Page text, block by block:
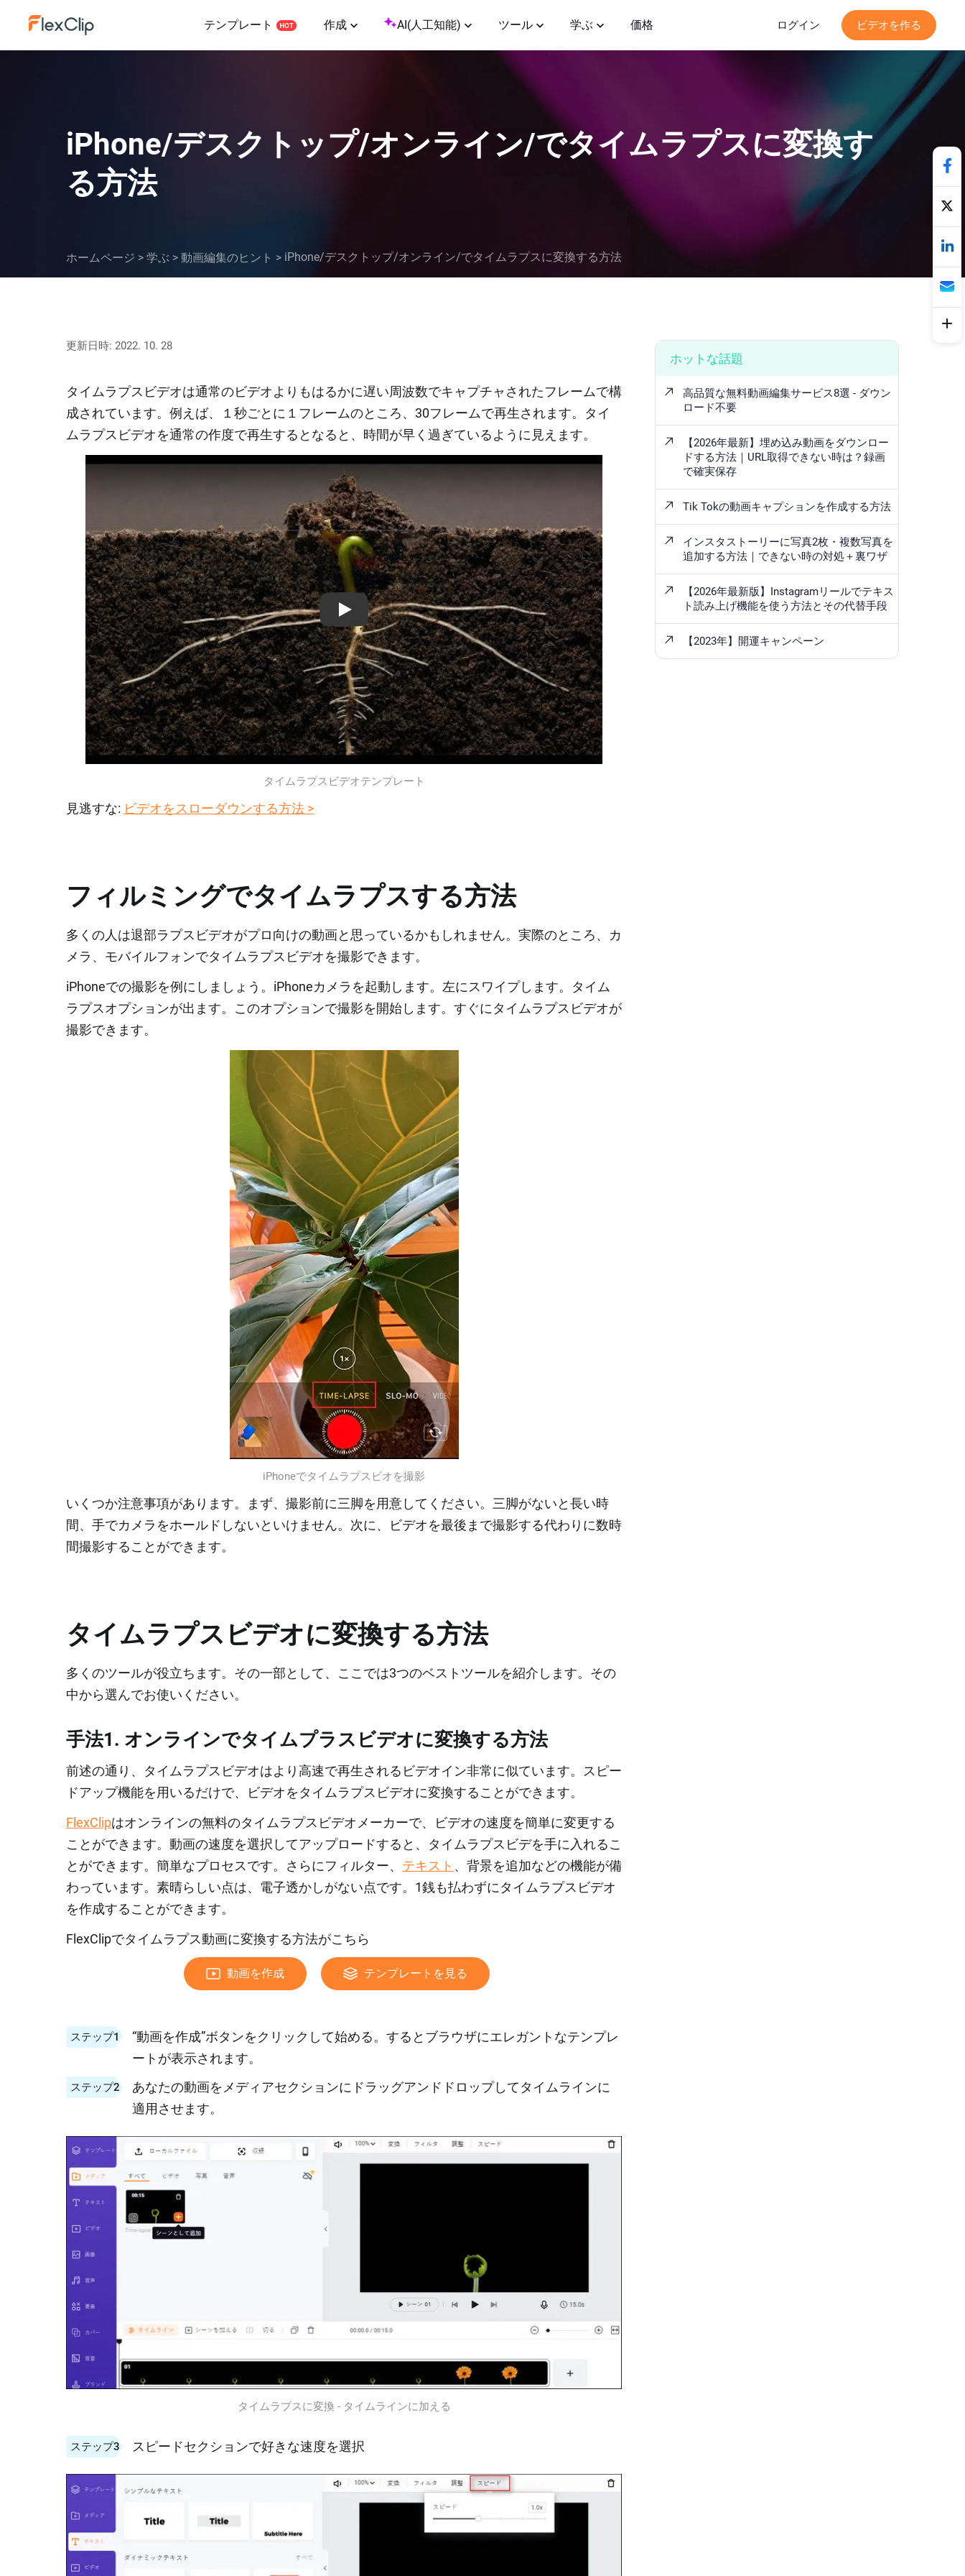
テンプレート 作成 AI(人工知能) ツール 学ぶ 価格 ログイン ビデオを作る
iPhone/デスクトップ/オンライン/でタイムラプスに変換す
る方法
ホームページ > 学ぶ > 動画編集のヒント > iPhone/デスクトップ/オンライン/でタイムラプスに変換する方法
更新日時: 2022. 10. 28
タイムラプスビデオは通常のビデオよりもはるかに遅い周波数でキャプチャされたフレームで構
成されています。例えば、１秒ごとに１フレームのところ、30フレームで再生されます。タイ
ムラプスビデオを通常の作度で再生するとなると、時間が早く過ぎているように見えます。
Play: Keynote (Google I/O '18)
タイムラプスビデオテンプレート
見逃すな: ビデオをスローダウンする方法 >
フィルミングでタイムラプスする方法
多くの人は退部ラプスビデオがプロ向けの動画と思っているかもしれません。実際のところ、カ
メラ、モバイルフォンでタイムラプスビデオを撮影できます。
iPhoneでの撮影を例にしましょう。iPhoneカメラを起動します。左にスワイプします。タイム
ラプスオプションが出ます。このオプションで撮影を開始します。すぐにタイムラプスビデオが
撮影できます。
iPhoneでタイムラプスビオを撮影
いくつか注意事項があります。まず、撮影前に三脚を用意してください。三脚がないと長い時
間、手でカメラをホールドしないといけません。次に、ビデオを最後まで撮影する代わりに数時
間撮影することができます。
タイムラプスビデオに変換する方法
多くのツールが役立ちます。その一部として、ここでは3つのベストツールを紹介します。その
中から選んでお使いください。
手法1. オンラインでタイムプラスビデオに変換する方法
前述の通り、タイムラプスビデオはより高速で再生されるビデオイン非常に似ています。スピー
ドアップ機能を用いるだけで、ビデオをタイムラプスビデオに変換することができます。
FlexClipはオンラインの無料のタイムラプスビデオメーカーで、ビデオの速度を簡単に変更する
ことができます。動画の速度を選択してアップロードすると、タイムラプスビデを手に入れるこ
とができます。簡単なプロセスです。さらにフィルター、 テキスト 、背景を追加などの機能が備
わっています。素晴らしい点は、電子透かしがない点です。1銭も払わずにタイムラプスビデオ
を作成することができます。
FlexClipでタイムラプス動画に変換する方法がこちら
動画を作成 テンプレートを見る
ステップ1
“動画を作成”ボタンをクリックして始める。するとブラウザにエレガントなテンプレ
ートが表示されます。
ステップ2
あなたの動画をメディアセクションにドラッグアンドドロップしてタイムラインに
適用させます。
タイムラプスに変換 - タイムラインに加える
ステップ3 スピードセクションで好きな速度を選択
ホットな話題
高品質な無料動画編集サービス8選 - ダウン
ロード不要
【2026年最新】埋め込み動画をダウンロー
ドする方法｜URL取得できない時は？録画
で確実保存
Tik Tokの動画キャプションを作成する方法
インスタストーリーに写真2枚・複数写真を
追加する方法｜できない時の対処＋裏ワザ
【2026年最新版】Instagramリールでテキス
ト読み上げ機能を使う方法とその代替手段
【2023年】開運キャンペーン